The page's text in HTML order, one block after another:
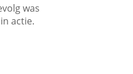
was
actie.